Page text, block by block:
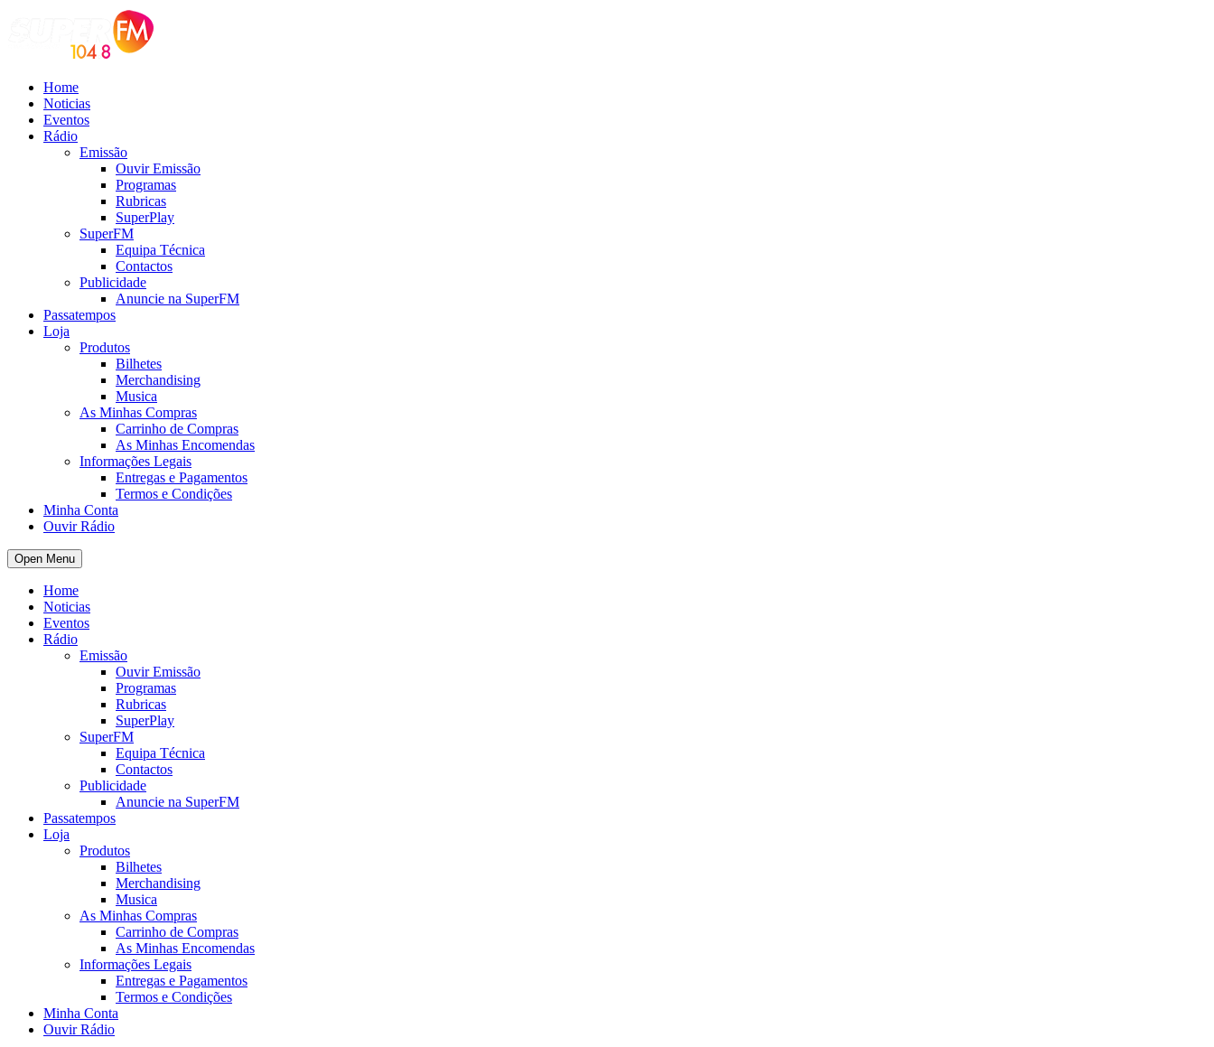
Home
Noticias
Eventos
Rádio
Emissão
Ouvir Emissão
Programas
Rubricas
SuperPlay
SuperFM
Equipa Técnica
Contactos
Publicidade
Anuncie na SuperFM
Passatempos
Loja
Produtos
Bilhetes
Merchandising
Musica
As Minhas Compras
Carrinho de Compras
As Minhas Encomendas
Informações Legais
Entregas e Pagamentos
Termos e Condições
Minha Conta
Ouvir Rádio
Open Menu
Home
Noticias
Eventos
Rádio
Emissão
Ouvir Emissão
Programas
Rubricas
SuperPlay
SuperFM
Equipa Técnica
Contactos
Publicidade
Anuncie na SuperFM
Passatempos
Loja
Produtos
Bilhetes
Merchandising
Musica
As Minhas Compras
Carrinho de Compras
As Minhas Encomendas
Informações Legais
Entregas e Pagamentos
Termos e Condições
Minha Conta
Ouvir Rádio